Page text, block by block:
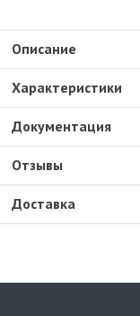
Доставка
Описание
Характеристики
Документация
Отзывы